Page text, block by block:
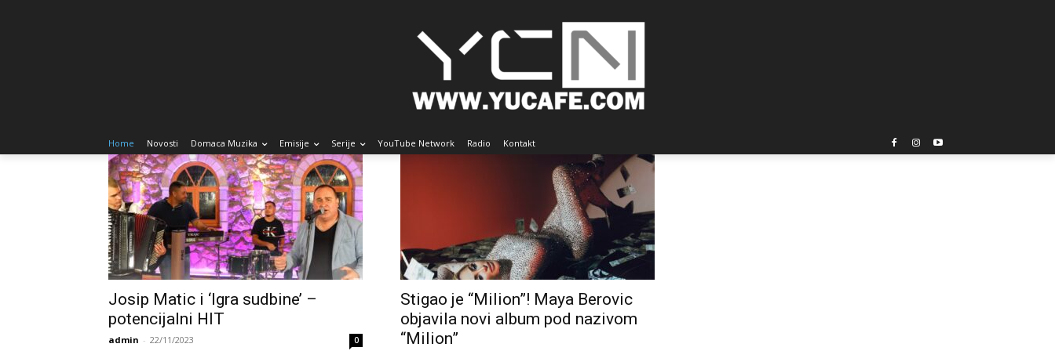
Home Novosti Domaca Muzika Emisije Serije YouTube Network Radio Kontakt
Josip Matic i ‘Igra sudbine’ –
potencijalni HIT
admin - 22/11/2023 0
Stigao je “Milion”! Maya Berovic
objavila novi album pod nazivom
“Milion”